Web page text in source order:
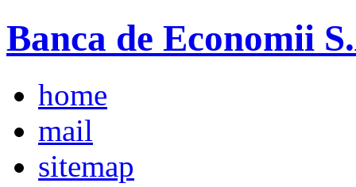
Banca de Economii
home
mail
sitemap